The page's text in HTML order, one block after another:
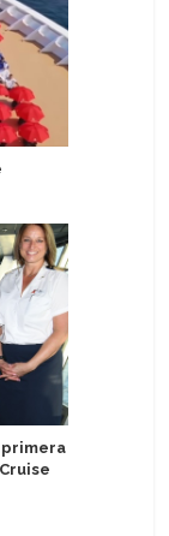
primera